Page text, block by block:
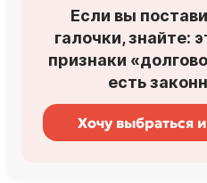
Если вы
галочки, знайте:
признаки
есть
Хочу выбраться